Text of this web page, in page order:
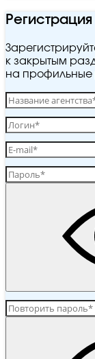
Регистрация
к закрытым
на профильные